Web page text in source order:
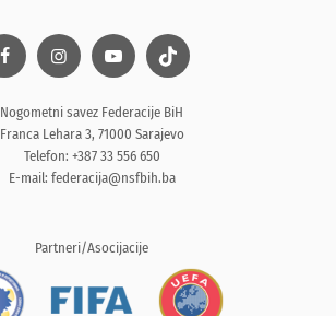
Nogometni savez Federacije BiH
Franca Lehara 3, 71000 Sarajevo
Telefon: +387 33 556 650
E-mail: federacija@nsfbih.ba
Partneri/Asocijacije